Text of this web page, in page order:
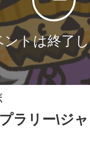
ントは終了
ラリー\ジ
八尾